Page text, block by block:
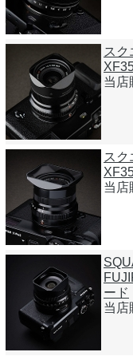
スク
当店
スク
当店
ード
当店